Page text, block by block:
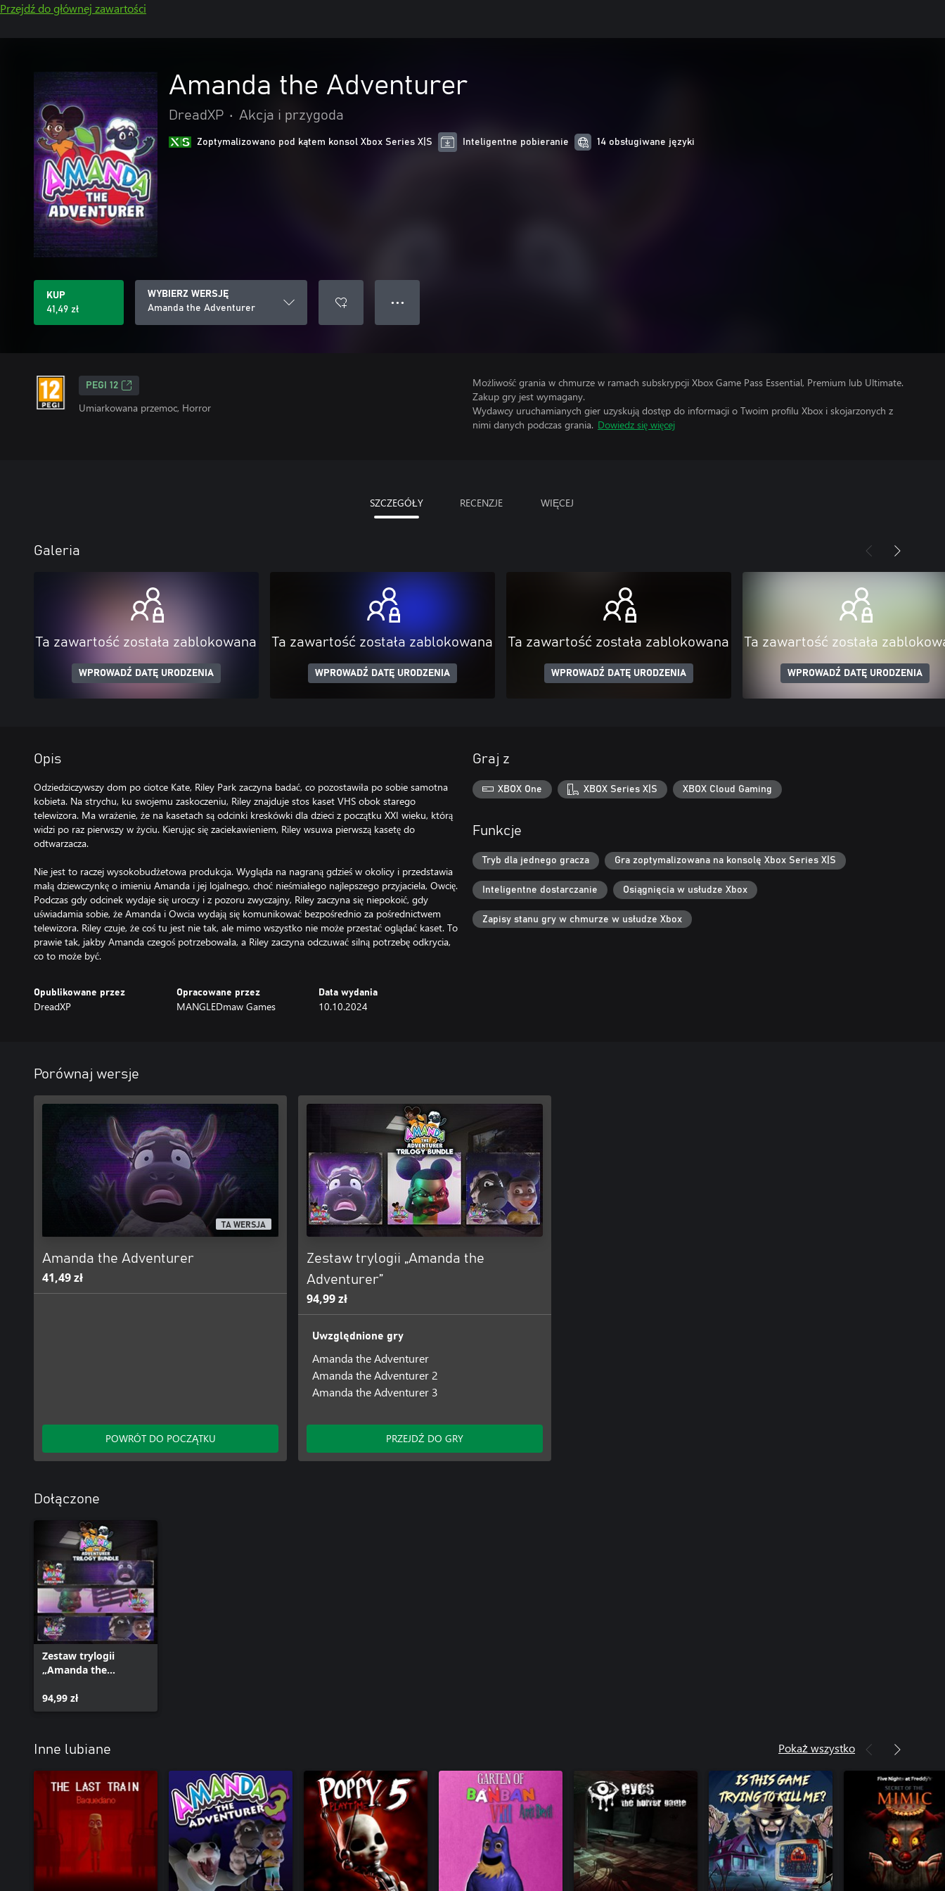
Przejdź do głównej zawartości
Amanda the Adventurer
DreadXP • Akcja i przygoda
Zoptymalizowano pod kątem konsol Xbox Series X|S Inteligentne pobieranie 14 obsługiwane języki
KUP
41,49 zł
WYBIERZ WERSJĘ
Amanda the Adventurer
● ● ●
PEGI 12
Umiarkowana przemoc, Horror
Możliwość grania w chmurze w ramach subskrypcji Xbox Game Pass Essential, Premium lub Ultimate.
Zakup gry jest wymagany.
Wydawcy uruchamianych gier uzyskują dostęp do informacji o Twoim profilu Xbox i skojarzonych z
nimi danych podczas grania. Dowiedz się więcej
SZCZEGÓŁY RECENZJE WIĘCEJ
Galeria
Ta zawartość została zablokowana
WPROWADŹ DATĘ URODZENIA
Ta zawartość została zablokowana
WPROWADŹ DATĘ URODZENIA
Ta zawartość została zablokowana
WPROWADŹ DATĘ URODZENIA
Ta zawartość została
WPROWADŹ DATĘ URODZENIA
Opis
Odziedziczywszy dom po ciotce Kate, Riley Park zaczyna badać, co pozostawiła po sobie samotna
kobieta. Na strychu, ku swojemu zaskoczeniu, Riley znajduje stos kaset VHS obok starego
telewizora. Ma wrażenie, że na kasetach są odcinki kreskówki dla dzieci z początku XXI wieku, którą
widzi po raz pierwszy w życiu. Kierując się zaciekawieniem, Riley wsuwa pierwszą kasetę do
odtwarzacza.
Nie jest to raczej wysokobudżetowa produkcja. Wygląda na nagraną gdzieś w okolicy i przedstawia
małą dziewczynkę o imieniu Amanda i jej lojalnego, choć nieśmiałego najlepszego przyjaciela, Owcię.
Podczas gdy odcinek wydaje się uroczy i z pozoru zwyczajny, Riley zaczyna się niepokoić, gdy
uświadamia sobie, że Amanda i Owcia wydają się komunikować bezpośrednio za pośrednictwem
telewizora. Riley czuje, że coś tu jest nie tak, ale mimo wszystko nie może przestać oglądać kaset. To
prawie tak, jakby Amanda czegoś potrzebowała, a Riley zaczyna odczuwać silną potrzebę odkrycia,
co to może być.
Opublikowane przez
DreadXP
Opracowane przez
MANGLEDmaw Games
Data wydania
10.10.2024
Graj z
XBOX One XBOX Series X|S XBOX Cloud Gaming
Funkcje
Tryb dla jednego gracza Gra zoptymalizowana na konsolę Xbox Series X|S
Inteligentne dostarczanie Osiągnięcia w usłudze Xbox
Zapisy stanu gry w chmurze w usłudze Xbox
Porównaj wersje
TA WERSJA
Amanda the Adventurer
41,49 zł
POWRÓT DO POCZĄTKU
Zestaw trylogii „Amanda the
Adventurer”
94,99 zł
Uwzględnione gry
Amanda the Adventurer
Amanda the Adventurer 2
Amanda the Adventurer 3
PRZEJDŹ DO GRY
Dołączone
Zestaw trylogii
„Amanda the
94,99 zł
Inne lubiane Pokaż wszystko